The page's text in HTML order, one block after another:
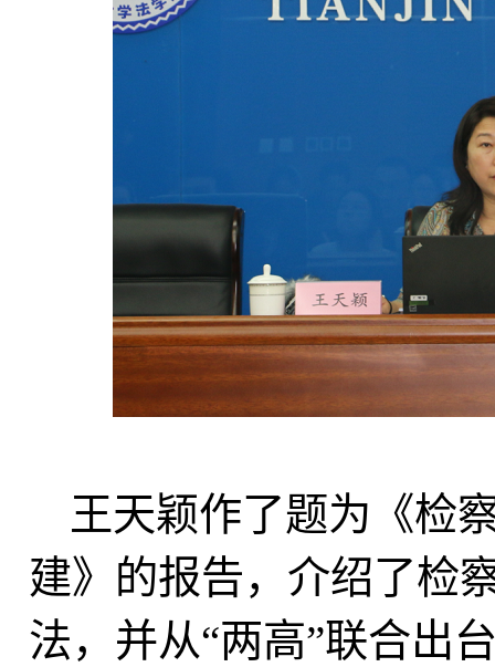
王天颖作了题为《检
建》的报告，介绍了检
法，并从“两高”联合出